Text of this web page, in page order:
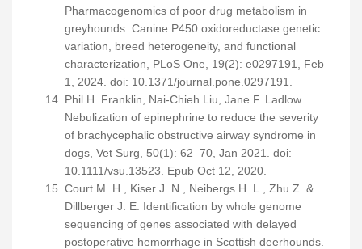
Pharmacogenomics of poor drug metabolism in
greyhounds: Canine P450 oxidoreductase genetic
variation, breed heterogeneity, and functional
characterization, PLoS One, 19(2): e0297191, Feb
1, 2024. doi: 10.1371/journal.pone.0297191.
Phil H. Franklin, Nai-Chieh Liu, Jane F. Ladlow.
Nebulization of epinephrine to reduce the severity
of brachycephalic obstructive airway syndrome in
dogs, Vet Surg, 50(1): 62–70, Jan 2021. doi:
10.1111/vsu.13523. Epub Oct 12, 2020.
Court M. H., Kiser J. N., Neibergs H. L., Zhu Z. &
Dillberger J. E. Identification by whole genome
sequencing of genes associated with delayed
postoperative hemorrhage in Scottish deerhounds.